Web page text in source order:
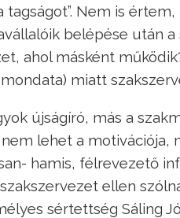
tagságot”. Nem is
belépése után a
ahol másként
miatt
újságíró, más a
lehet a motivációja,
hamis, félrevezető
ellen
sértettség Sáling